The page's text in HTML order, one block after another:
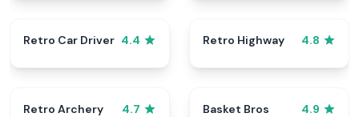
Retro Car Driver 4.4 Retro Highway 4.8
Retro Archery 4.7 Basket Bros 4.9